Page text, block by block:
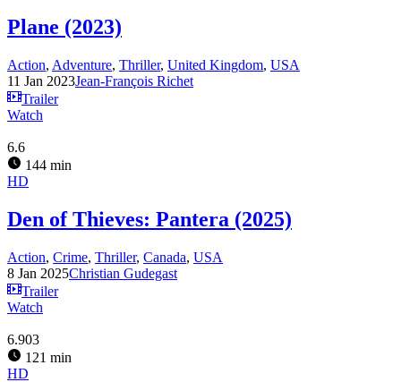
Plane (2023)
Action, Adventure, Thriller, United Kingdom, USA
11 Jan 2023Jean-François Richet
Trailer
Watch
6.6
144 min
HD
Den of Thieves: Pantera (2025)
Action, Crime, Thriller, Canada, USA
8 Jan 2025Christian Gudegast
Trailer
Watch
6.903
121 min
HD